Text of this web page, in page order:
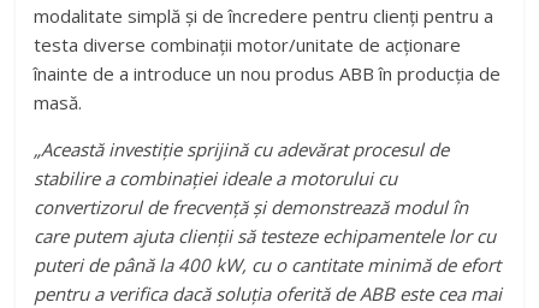
modalitate simplă și de încredere pentru clienți pentru a
testa diverse combinații motor/unitate de acționare
înainte de a introduce un nou produs ABB în producția de
masă.
„Această investiție sprijină cu adevărat procesul de
stabilire a combinației ideale a motorului cu
convertizorul de frecvență și demonstrează modul în
care putem ajuta clienții să testeze echipamentele lor cu
puteri de până la 400 kW, cu o cantitate minimă de efort
pentru a verifica dacă soluția oferită de ABB este cea mai